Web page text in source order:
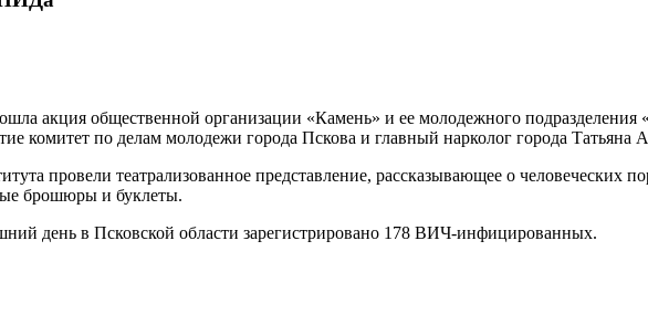
акция общественной организации «Камень» и ее молодежного
комитет по делам молодежи города Пскова и главный нарколог города Татьяна
провели театрализованное представление, рассказывающее о
брошюры и буклеты.
день в Псковской области зарегистрировано 178 ВИЧ-инфицированных.